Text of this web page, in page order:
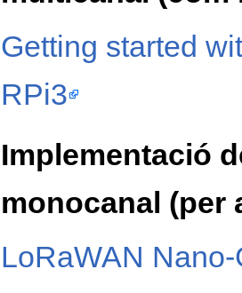
Getting started
RPi3
Implementació
monocanal (per
LoRaWAN